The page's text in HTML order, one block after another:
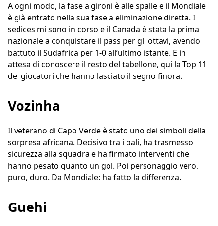
A ogni modo, la fase a gironi è alle spalle e il Mondiale
è già entrato nella sua fase a eliminazione diretta. I
sedicesimi sono in corso e il Canada è stata la prima
nazionale a conquistare il pass per gli ottavi, avendo
battuto il Sudafrica per 1-0 all’ultimo istante. E in
attesa di conoscere il resto del tabellone, qui la Top 11
dei giocatori che hanno lasciato il segno finora.
Vozinha
Il veterano di Capo Verde è stato uno dei simboli della
sorpresa africana. Decisivo tra i pali, ha trasmesso
sicurezza alla squadra e ha firmato interventi che
hanno pesato quanto un gol. Poi personaggio vero,
puro, duro. Da Mondiale: ha fatto la differenza.
Guehi